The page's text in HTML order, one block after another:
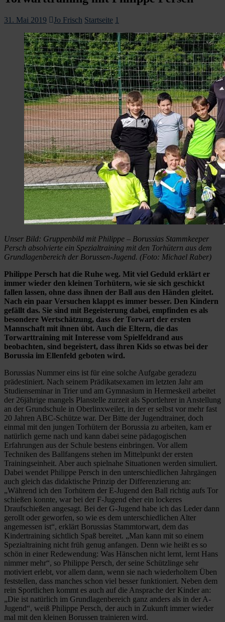
31. Mai 2019 Jo Frisch Startseite 1
Unser Bild: Gruppenbild mit Philippe – Borussias Stammkeeper
Persch absolvierte ein Spezialtraining mit den Torhütern aus dem
Grundlagenbereich der Borussen-Jugend. (Foto: Michael Raber)
Philippe Persch hat die Ruhe weg. Mit viel Geduld erklärt er
immer wieder den kleinen Torhütern, wie sie sich geschickt
fallen lassen, ohne dass ihnen der Ball aus den Händen gleitet.
Nach ein paar Versuchen klappt es immer besser. Den Kindern
gefällt das. Sie sind mit Begeisterung dabei, empfinden es als
besondere Wertschätzung, dass der Torwart der ersten
Mannschaft mit ihnen übt. Auch die Eltern, die das
Torwarttraining mit Interesse vom Spielfeldrand aus
beobachten, sind begeistert, dass ihren Kids so etwas bei der
Borussia im Ellenfeld geboten wird.
Borussias Nummer eins ist für eine solche Aufgabe geradezu
prädestiniert. Nach seinem Prädikatsexamen im letzten Jahr am
Studienseminar in Trier und am Gymnasium in Hermeskeil arbeitet
der 26jährige mangels Planstelle zurzeit als Sportlehrer in Anstellung
an der Grundschule in Oberlinxweiler, in der er selbst vor mehr fast
20 Jahren ABC-Schütze war. Der Bitte der Jugendtrainer, doch
einmal mit den jungen Torhütern der Borussia zu arbeiten, kam er
natürlich gerne nach und kann dabei seine pädagogischen
Erfahrungen aus der Schule bestens einbringen. Vor allem
Techniken des Ballfangens stehen im Mittelpunkt der ersten
Trainingseinheit. Aber auch spielnahe Situationen werden simuliert.
Dabei wendet Philippe Persch in den unterschiedlichen Jahrgängen
auch gleich das didaktische Prinzip der Differenzierung an:
„Während ich den Torhütern der E-Jugend den Ball richtig aufs Tor
schießen konnte, war bei der F-Jugend eher ein lockeres
Draufschießen angesagt. Bei der G-Jugend habe ich das Leder dann
gerollt oder geworfen, so wie es dem unterschiedlichen Alter
angemessen ist“, erklärt Borussias Stammtorwart, dem das
Kindertraining sichtlich Spaß bereitet. „Man kann mit so einem
Spezialtraining nicht früh genug anfangen. Denn wie heißt es so
schön in einer Redewendung: Was Hänschen nicht lernt, lernt Hans
nimmer mehr“, so Philippe Persch, der seine Schützlinge sehr
motiviert erlebt, vor allem dann, wenn sie nach wiederholtem Üben
feststellen, dass manches schon viel besser funktioniert. Neben dem
rein Sportlichen kommt es auch auf die Ansprache der Kinder an:
„Die ist natürlich im Grundlagenbereich ganz anders als in der A-
Jugend“, weiß Philippe Persch, der auch in Zukunft immer wieder
mal mit den kleinen Borussen trainieren wird.